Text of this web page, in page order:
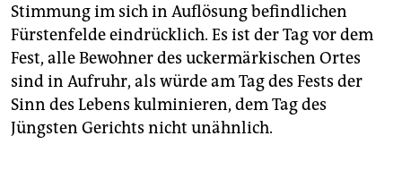
Stimmung im sich in Auflösung befindlichen
Fürstenfelde eindrücklich. Es ist der Tag vor dem
Fest, alle Bewohner des uckermärkischen Ortes
sind in Aufruhr, als würde am Tag des Fests der
Sinn des Lebens kulminieren, dem Tag des
Jüngsten Gerichts nicht unähnlich.